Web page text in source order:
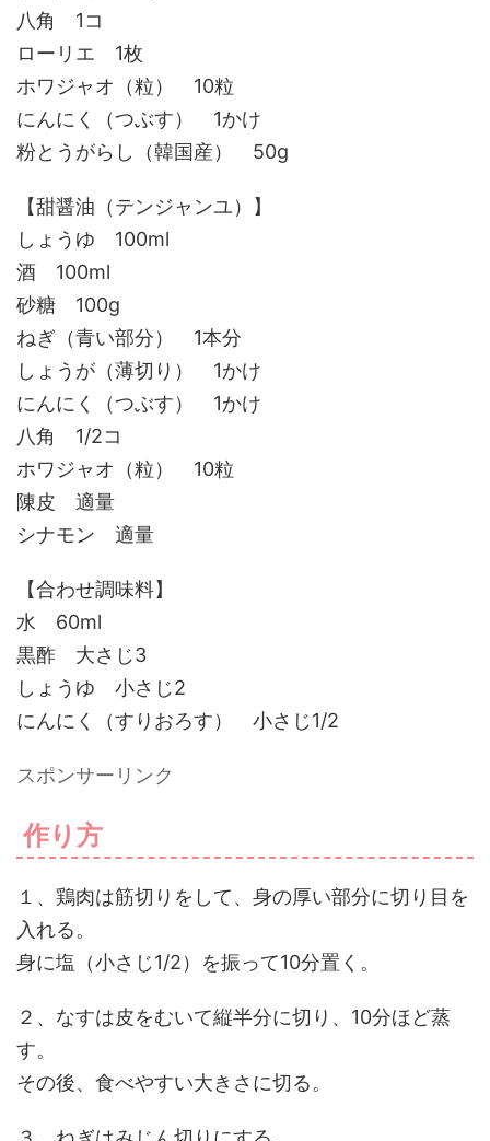
八角 1コ
ローリエ 1枚
ホワジャオ（粒） 10粒
にんにく（つぶす） 1かけ
粉とうがらし（韓国産） 50g
【甜醤油（テンジャンユ）】
しょうゆ 100ml
酒 100ml
砂糖 100g
ねぎ（青い部分） 1本分
しょうが（薄切り） 1かけ
にんにく（つぶす） 1かけ
八角 1/2コ
ホワジャオ（粒） 10粒
陳皮 適量
シナモン 適量
【合わせ調味料】
水 60ml
黒酢 大さじ3
しょうゆ 小さじ2
にんにく（すりおろす） 小さじ1/2
スポンサーリンク
作り方
１、鶏肉は筋切りをして、身の厚い部分に切り目を
入れる。
身に塩（小さじ1/2）を振って10分置く。
２、なすは皮をむいて縦半分に切り、10分ほど蒸
す。
その後、食べやすい大きさに切る。